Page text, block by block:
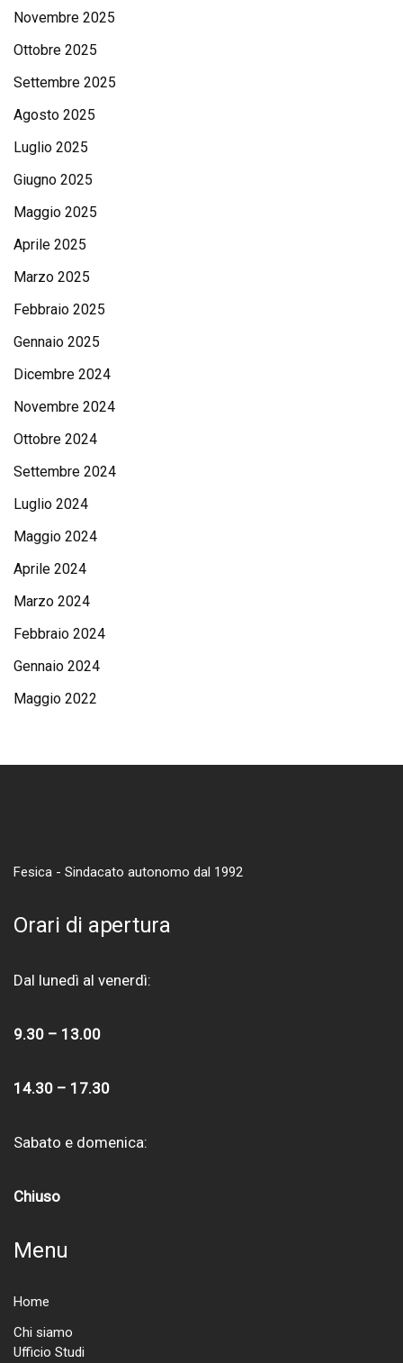
Novembre 2025
Ottobre 2025
Settembre 2025
Agosto 2025
Luglio 2025
Giugno 2025
Maggio 2025
Aprile 2025
Marzo 2025
Febbraio 2025
Gennaio 2025
Dicembre 2024
Novembre 2024
Ottobre 2024
Settembre 2024
Luglio 2024
Maggio 2024
Aprile 2024
Marzo 2024
Febbraio 2024
Gennaio 2024
Maggio 2022
Fesica - Sindacato autonomo dal 1992
Orari di apertura
Dal lunedì al venerdì:
9.30 – 13.00
14.30 – 17.30
Sabato e domenica:
Chiuso
Menu
Home
Chi siamo
Ufficio Studi